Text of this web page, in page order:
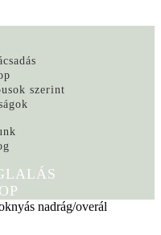
szerint
nadrág/overál